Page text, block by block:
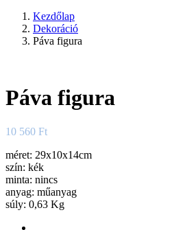
Kezdőlap
Dekoráció
Páva figura
Páva figura
10 560 Ft
méret: 29x10x14cm
szín: kék
minta: nincs
anyag: műanyag
súly: 0,63 Kg